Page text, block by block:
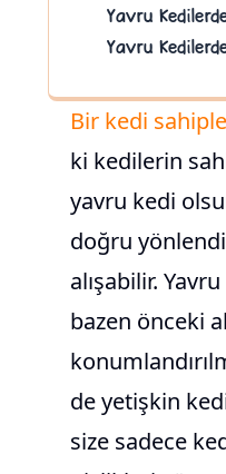
Yavru
Yavru
Bir kedi
ki kedilerin
yavru kedi
doğru
alışabilir.
bazen önceki
de yetişkin
size sadece